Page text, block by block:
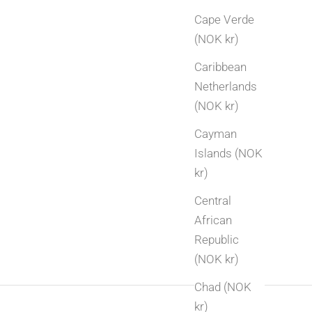
Cape Verde
(NOK kr)
Caribbean
Netherlands
(NOK kr)
Cayman
Islands (NOK
kr)
Central
African
Republic
(NOK kr)
Chad (NOK
kr)
over tradisjonelle bryllupsdager fra 1 til 50 år,
og få gaveideer i sølv og gull til hver milepæl.